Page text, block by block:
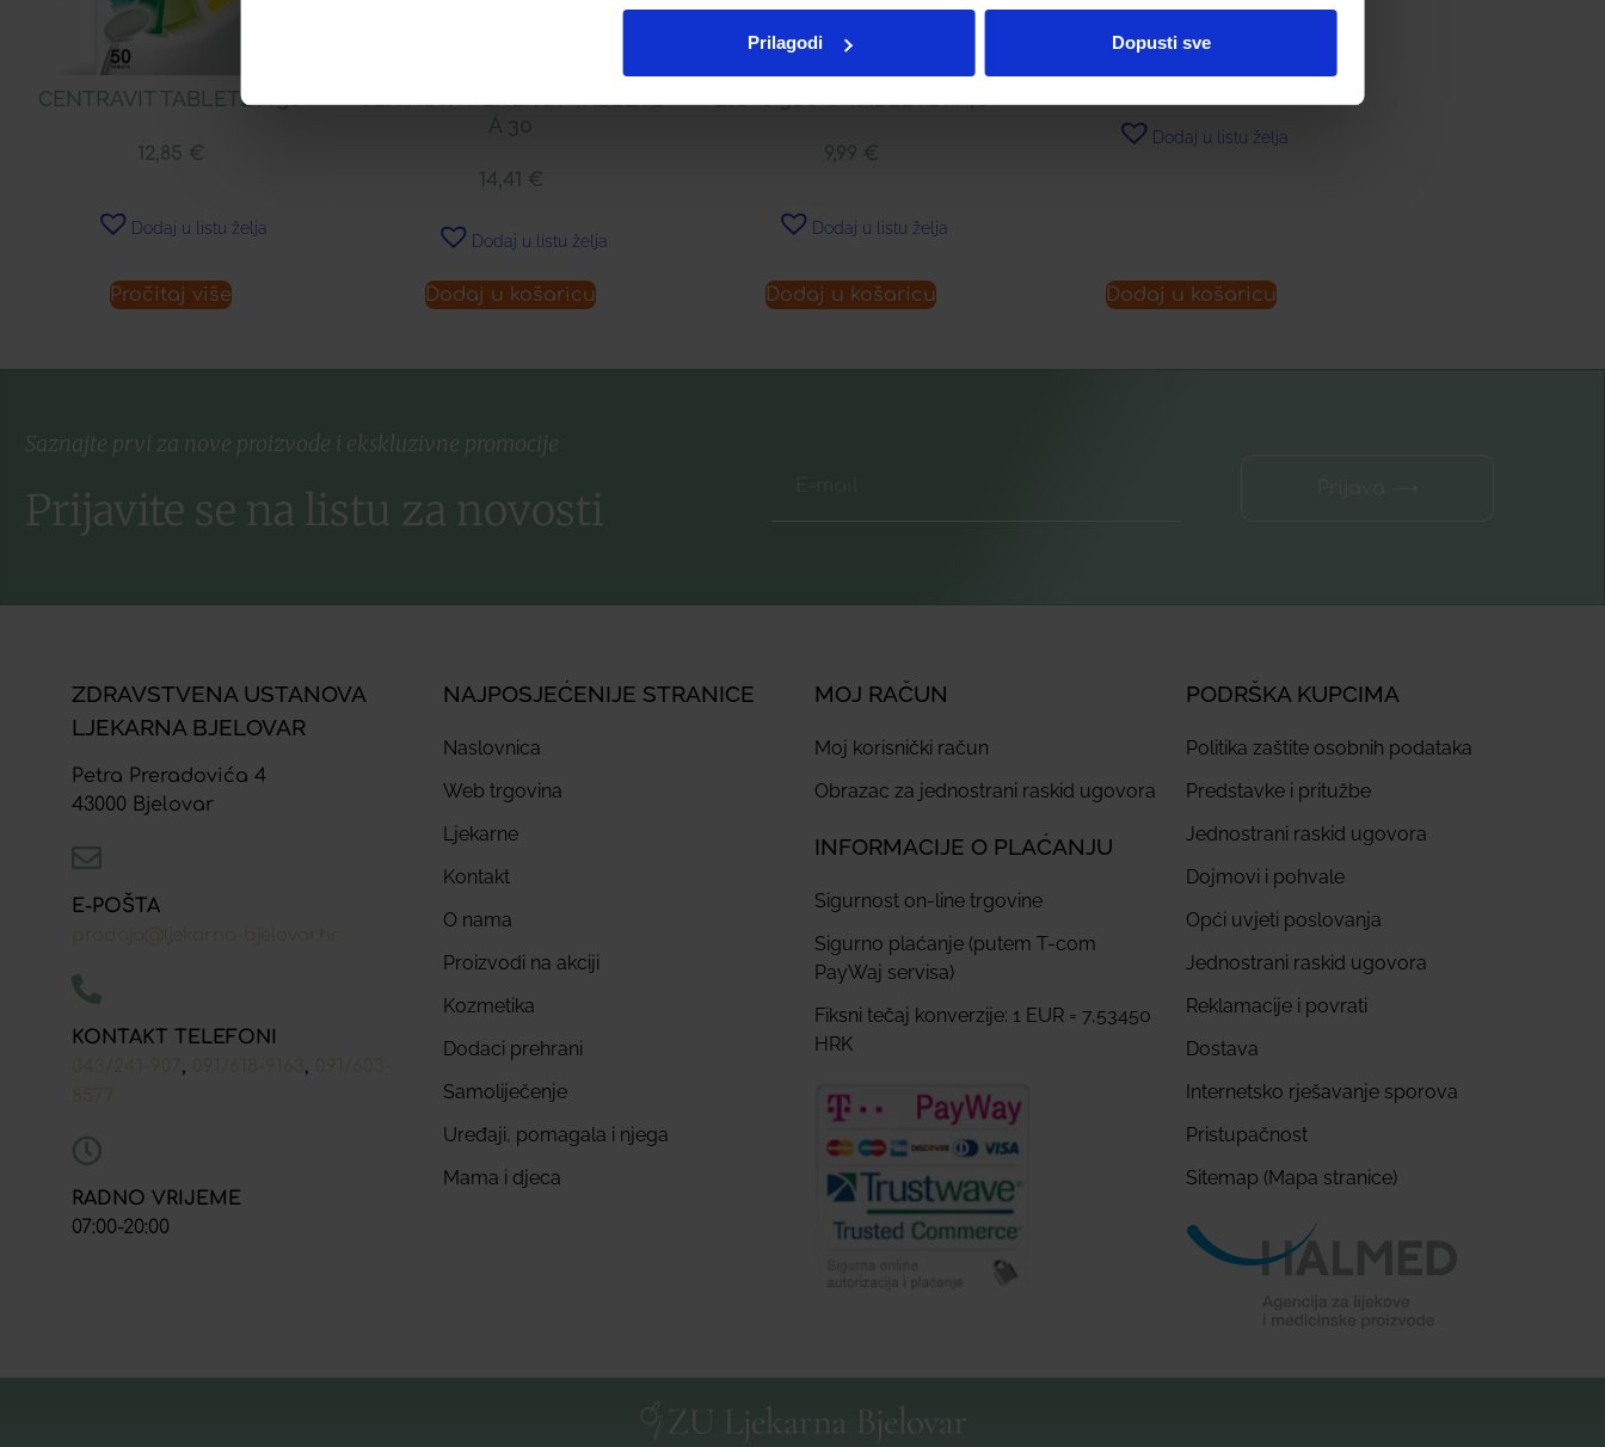
Prilagodi Dopusti sve
CENTRAVIT TABLETE Á 50
12,85 €
Dodaj u listu želja
Pročitaj više
CENTRAVIT ENERGY TABLETE
Á 30
14,41 €
Dodaj u listu želja
Dodaj u košaricu
BIO-C 500 ® TABLETE Á 40
9,99 €
Dodaj u listu želja
Dodaj u košaricu
Dodaj u listu želja
Dodaj u košaricu
Saznajte prvi za nove proizvode i ekskluzivne promocije
Prijavite se na listu za novosti
ZDRAVSTVENA USTANOVA
LJEKARNA BJELOVAR
Petra Preradovića 4
43000 Bjelovar
E-POŠTA
KONTAKT TELEFONI
, ,
RADNO VRIJEME
07:00-20:00
NAJPOSJEĆENIJE STRANICE
Naslovnica
Web trgovina
Ljekarne
Kontakt
O nama
Proizvodi na akciji
Kozmetika
Dodaci prehrani
Samoliječenje
Uređaji, pomagala i njega
Mama i djeca
MOJ RAČUN
Moj korisnički račun
Obrazac za jednostrani raskid ugovora
INFORMACIJE O PLAĆANJU
Sigurnost on-line trgovine
Sigurno plaćanje (putem T-com
PayWaj servisa)
Fiksni tečaj konverzije: 1 EUR = 7,53450
HRK
PODRŠKA KUPCIMA
Politika zaštite osobnih podataka
Predstavke i pritužbe
Jednostrani raskid ugovora
Dojmovi i pohvale
Opći uvjeti poslovanja
Jednostrani raskid ugovora
Reklamacije i povrati
Dostava
Internetsko rješavanje sporova
Pristupačnost
Sitemap (Mapa stranice)